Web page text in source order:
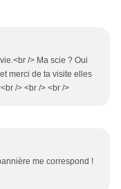
/> Ma scie ? Oui
merci de ta visite elles
/> <br /> <br />
me correspond !